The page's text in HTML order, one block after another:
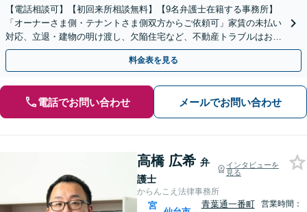
【電話相談可】【初回来所相談無料】【9名弁護士在籍する事務所】
「オーナーさま側・テナントさま側双方からご依頼可」家賃の未払い
対応、立退・建物の明け渡し、欠陥住宅など、不動産トラブルはお任
せください「早期相談で損失を最小限に抑える」
料金表を見る
電話でお問い合わせ メールでお問い合わせ
高橋 広希 弁
護士
インタビューを
見る
からんこえ法律事務所
宮
青葉通一番町
営業時間：